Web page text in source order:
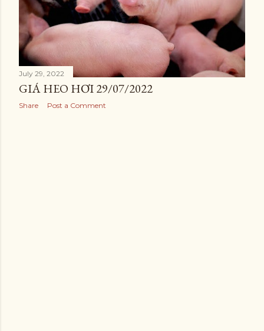
July 29, 2022
GIÁ HEO HƠI 29/07/2022
Share Post a Comment